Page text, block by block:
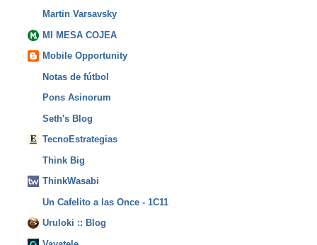
Martin Varsavsky
MI MESA COJEA
Mobile Opportunity
Notas de fútbol
Pons Asinorum
Seth's Blog
TecnoEstrategias
Think Big
ThinkWasabi
Un Cafelito a las Once - 1C11
Uruloki :: Blog